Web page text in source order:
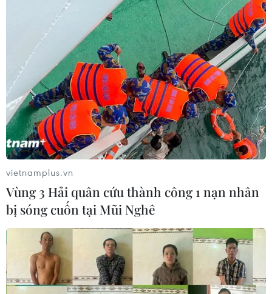
vietnamplus.vn
Vùng 3 Hải quân cứu thành công 1 nạn nhân
bị sóng cuốn tại Mũi Nghê